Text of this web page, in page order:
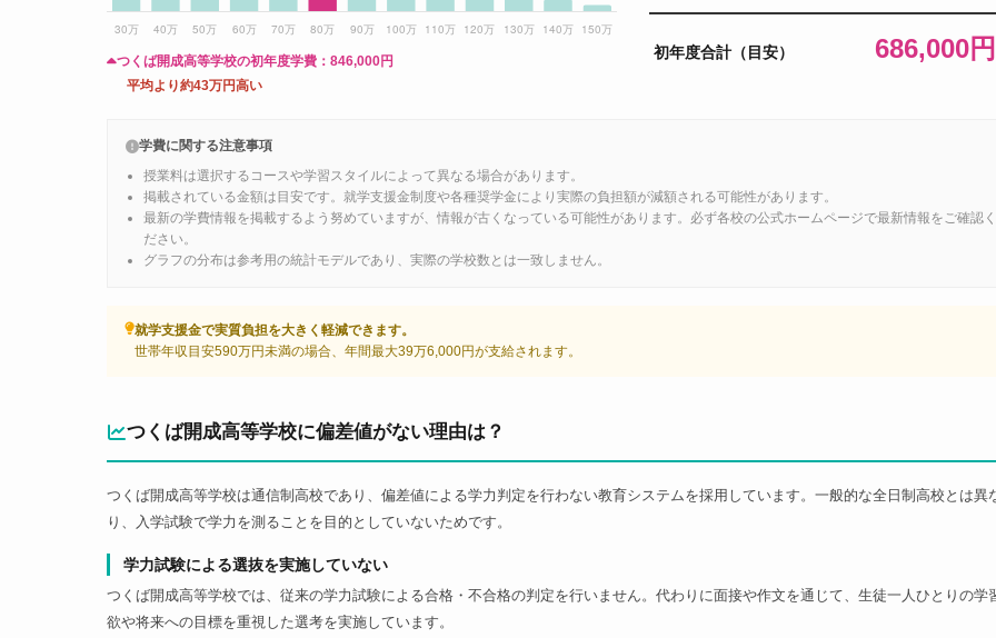
つくば開成高等学校の初年度学費： 846,000円
平均より約43万円高い
初年度合計（目安） 686,000
学費に関する注意事項
授業料は選択するコースや学習スタイルによって異なる場合があります。
掲載されている金額は目安です。就学支援金制度や各種奨学金により実際の負担額が減額される可能性があります。
最新の学費情報を掲載するよう努めていますが、情報が古くなっている可能性があります。必ず各校の公式ホームページで最新情報をご確認く
ださい。
グラフの分布は参考用の統計モデルであり、実際の学校数とは一致しません。
就学支援金で実質負担を大きく軽減できます。
世帯年収目安590万円未満の場合、年間最大39万6,000円が支給されます。
つくば開成高等学校に偏差値がない理由は？
つくば開成高等学校は通信制高校であり、偏差値による学力判定を行わない教育システムを採用しています。一般的な全日制高校とは異
り、入学試験で学力を測ることを目的としていないためです。
学力試験による選抜を実施していない
つくば開成高等学校では、従来の学力試験による合格・不合格の判定を行いません。代わりに面接や作文を通じて、生徒一人ひとりの学
欲や将来への目標を重視した選考を実施しています。